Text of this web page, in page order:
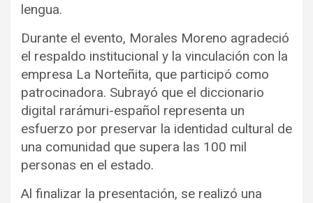
lengua.
Durante el evento, Morales Moreno agradeció
el respaldo institucional y la vinculación con la
empresa La Norteñita, que participó como
patrocinadora. Subrayó que el diccionario
digital rarámuri-español representa un
esfuerzo por preservar la identidad cultural de
una comunidad que supera las 100 mil
personas en el estado.
Al finalizar la presentación, se realizó una